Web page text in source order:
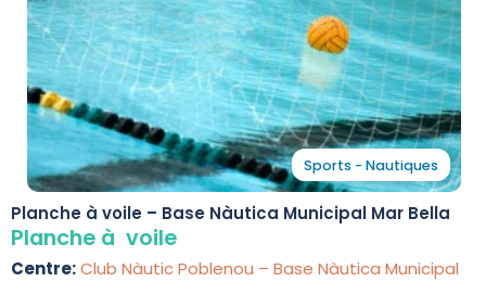
Sports - Nautiques
Planche à voile – Base Nàutica Municipal Mar Bella
Planche à voile
Centre:Club Nàutic Poblenou – Base Nàutica Municipal